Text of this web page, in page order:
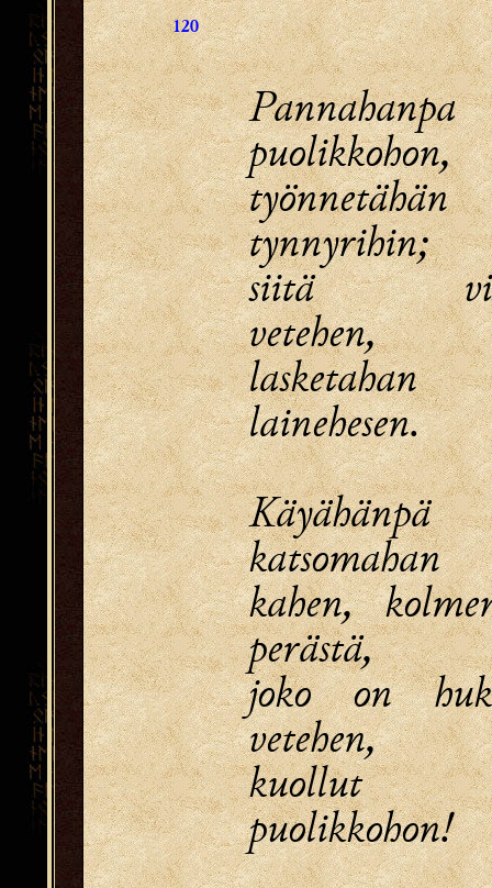
120
Pannahanpa
puolikkohon,
työnnetähän
tynnyrihin;
siitä
vetehen,
lasketahan
lainehesen.
Käyähänpä
katsomahan
kahen,
perästä,
joko on
vetehen,
kuollut
puolikkohon!